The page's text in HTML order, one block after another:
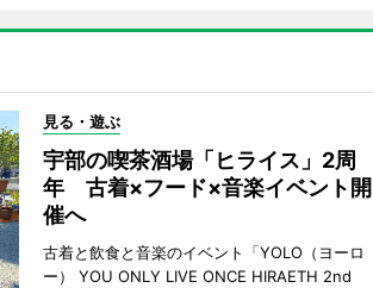
見る・遊ぶ
宇部の喫茶酒場「ヒライス」2周
年 古着×フード×音楽イベント開
催へ
古着と飲食と音楽のイベント「YOLO（ヨーロ
ー） YOU ONLY LIVE ONCE HIRAETH 2nd